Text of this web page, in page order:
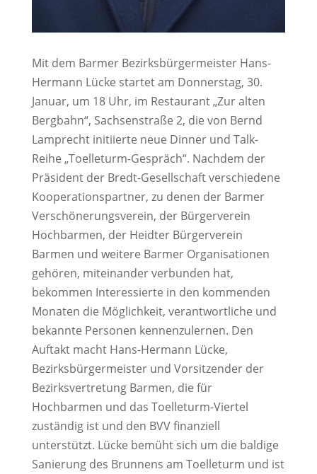
Mit dem Barmer Bezirksbürgermeister Hans-
Hermann Lücke startet am Donnerstag, 30.
Januar, um 18 Uhr, im Restaurant „Zur alten
Bergbahn“, Sachsenstraße 2, die von Bernd
Lamprecht initiierte neue Dinner und Talk-
Reihe „Toelleturm-Gespräch“. Nachdem der
Präsident der Bredt-Gesellschaft verschiedene
Kooperationspartner, zu denen der Barmer
Verschönerungsverein, der Bürgerverein
Hochbarmen, der Heidter Bürgerverein
Barmen und weitere Barmer Organisationen
gehören, miteinander verbunden hat,
bekommen Interessierte in den kommenden
Monaten die Möglichkeit, verantwortliche und
bekannte Personen kennenzulernen. Den
Auftakt macht Hans-Hermann Lücke,
Bezirksbürgermeister und Vorsitzender der
Bezirksvertretung Barmen, die für
Hochbarmen und das Toelleturm-Viertel
zuständig ist und den BVV finanziell
unterstützt. Lücke bemüht sich um die baldige
Sanierung des Brunnens am Toelleturm und ist